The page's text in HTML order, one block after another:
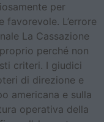
per
L’errore
La Cassazione
perché non
criteri. I giudici
di direzione e
americana e sulla
operativa della